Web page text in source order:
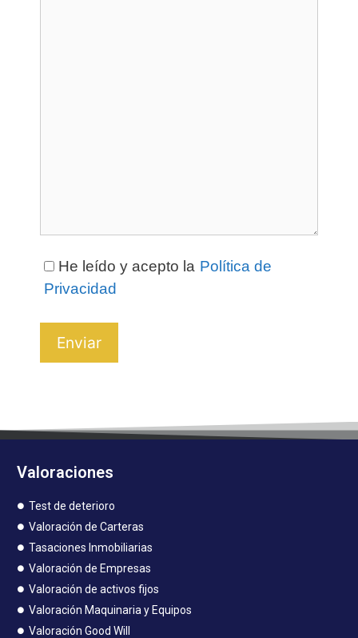
He leído y acepto la Política de
Privacidad
Valoraciones
Test de deterioro
Valoración de Carteras
Tasaciones Inmobiliarias
Valoración de Empresas
Valoración de activos fijos
Valoración Maquinaria y Equipos
Valoración Good Will